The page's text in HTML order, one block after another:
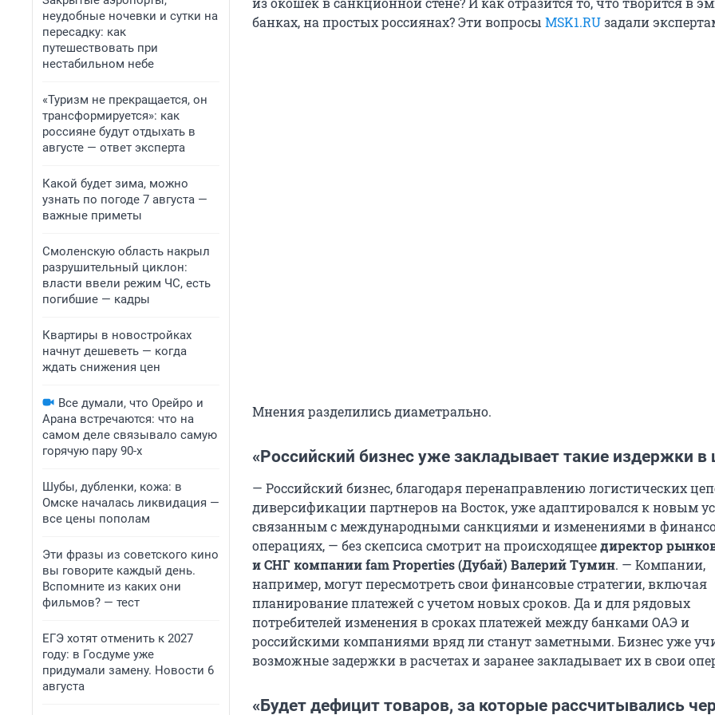
неудобные ночевки и сутки на
пересадку: как
путешествовать при
нестабильном небе
«Туризм не прекращается, он
трансформируется»: как
россияне будут отдыхать в
августе — ответ эксперта
Какой будет зима, можно
узнать по погоде 7 августа —
важные приметы
Смоленскую область накрыл
разрушительный циклон:
власти ввели режим ЧС, есть
погибшие — кадры
Квартиры в новостройках
начнут дешеветь — когда
ждать снижения цен
Все думали, что Орейро и
Арана встречаются: что на
самом деле связывало самую
горячую пару 90-х
Шубы, дубленки, кожа: в
Омске началась ликвидация —
все цены пополам
Эти фразы из советского кино
вы говорите каждый день.
Вспомните из каких они
фильмов? — тест
ЕГЭ хотят отменить к 2027
году: в Госдуме уже
придумали замену. Новости 6
августа
банках, на простых россиянах? Эти вопросы MSK1.RUзадали
Мнения разделились диаметрально.
«Российский бизнес уже закладывает такие издержки в
— Российский бизнес, благодаря перенаправлению логистических
диверсификации партнеров на Восток, уже адаптировался к новым
связанным с международными санкциями и изменениями в
операциях, — без скепсиса смотрит на происходящеедиректор
и СНГ компании fam Properties (Дубай) Валерий Тумин. — Компании,
например, могут пересмотреть свои финансовые стратегии, включая
планирование платежей с учетом новых сроков. Да и для рядовых
потребителей изменения в сроках платежей между банками ОАЭ и
российскими компаниями вряд ли станут заметными. Бизнес уже
возможные задержки в расчетах и заранее закладывает их в свои
«Будет дефицит товаров, за которые рассчитывались